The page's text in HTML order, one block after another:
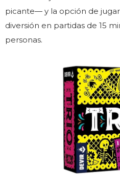
picante— y la opción de
diversión en partidas de 15
personas.